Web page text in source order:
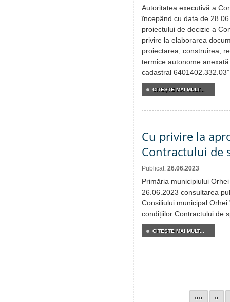
Autoritatea executivă a
începând cu data de
proiectului de decizie a
privire la elaborarea
proiectarea, construirea,
termice autonome
cadastral
CITEŞTE MAI MULT...
Cu privire la
Contractului de
Publicat: 26.06.2023
Primăria municipiului
26.06.2023 consultarea
Consiliului municipal
condițiilor Contractului de
CITEŞTE MAI MULT...
«« «